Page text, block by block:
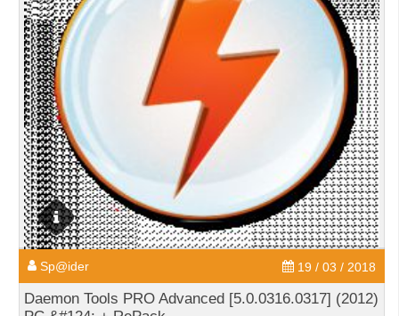
Sp@ider 19 / 03 / 2018
Daemon Tools PRO Advanced [5.0.0316.0317] (2012)